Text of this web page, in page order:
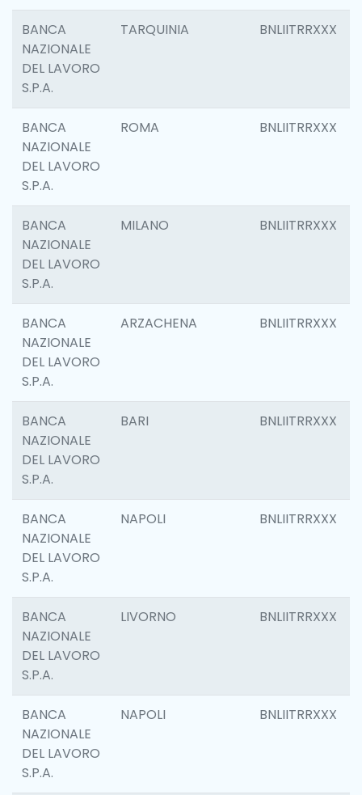
BANCA
NAZIONALE
DEL LAVORO
S.P.A.
TARQUINIA BNLIITRRXXX
BANCA
NAZIONALE
DEL LAVORO
S.P.A.
ROMA BNLIITRRXXX
BANCA
NAZIONALE
DEL LAVORO
S.P.A.
MILANO BNLIITRRXXX
BANCA
NAZIONALE
DEL LAVORO
S.P.A.
ARZACHENA BNLIITRRXXX
BANCA
NAZIONALE
DEL LAVORO
S.P.A.
BARI BNLIITRRXXX
BANCA
NAZIONALE
DEL LAVORO
S.P.A.
NAPOLI BNLIITRRXXX
BANCA
NAZIONALE
DEL LAVORO
S.P.A.
LIVORNO BNLIITRRXXX
BANCA
NAZIONALE
DEL LAVORO
S.P.A.
NAPOLI BNLIITRRXXX